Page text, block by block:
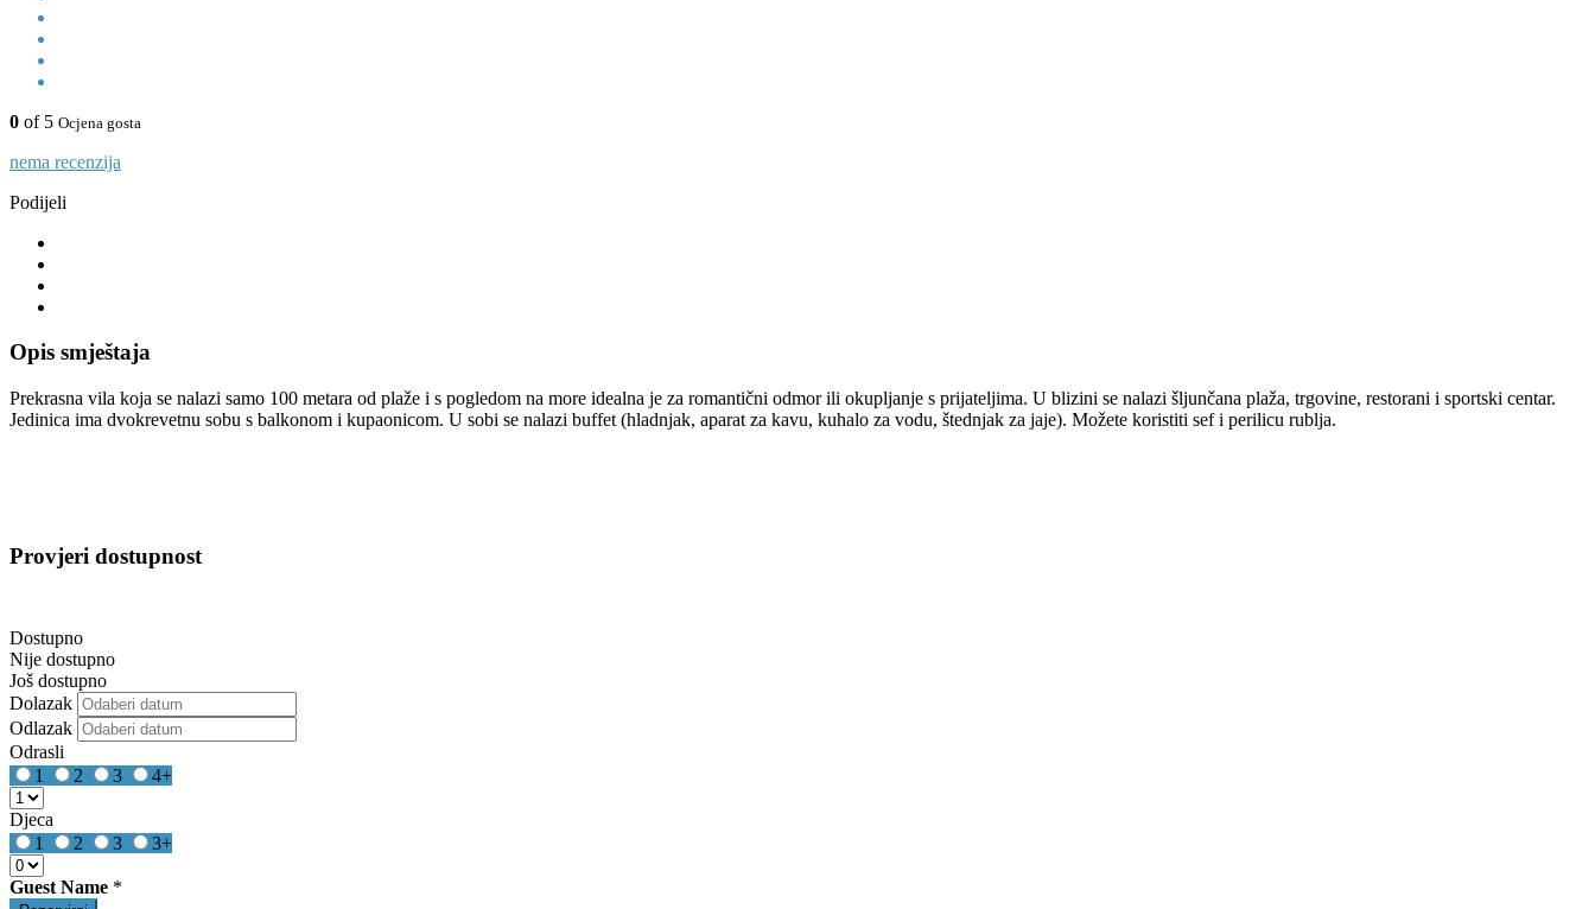
0 of 5 Ocjena gosta
nema recenzija
Podijeli
Opis smještaja
Prekrasna vila koja se nalazi samo 100 metara od plaže i s pogledom na more idealna je za romantični odmor ili okupljanje s prijateljima. U blizini se nalazi šljunčana plaža, trgovine, restorani i sportski centar.
Jedinica ima dvokrevetnu sobu s balkonom i kupaonicom. U sobi se nalazi buffet (hladnjak, aparat za kavu, kuhalo za vodu, štednjak za jaje). Možete koristiti sef i perilicu rublja.
Provjeri dostupnost
Dostupno
Nije dostupno
Još dostupno
Dolazak
Odlazak
Odrasli
1
2 3 4+
Djeca
1
2 3 3+
Guest Name *